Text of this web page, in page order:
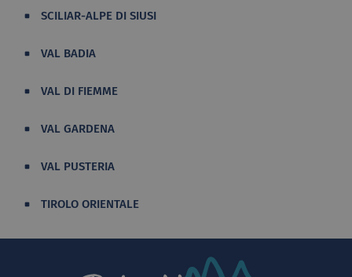
SCILIAR-ALPE DI SIUSI
VAL BADIA
VAL DI FIEMME
VAL GARDENA
VAL PUSTERIA
TIROLO ORIENTALE